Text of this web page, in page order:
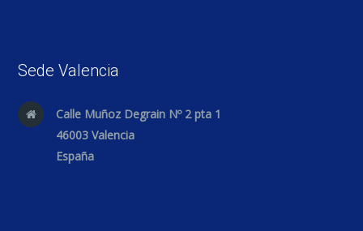
Sede Valencia
Calle Muñoz Degrain Nº 2 pta 1
46003 Valencia
España